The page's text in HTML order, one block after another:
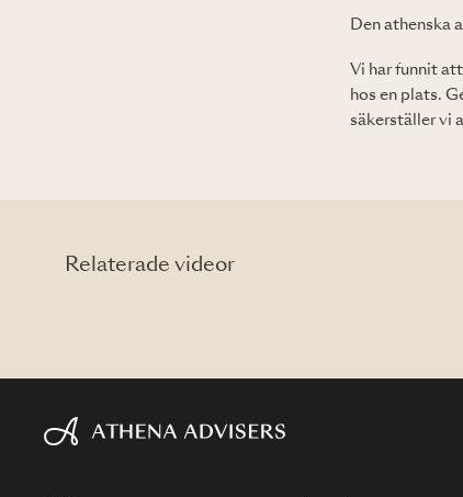
Den athenska
Vi har funnit
hos en plats.
säkerställer vi
Relaterade videor